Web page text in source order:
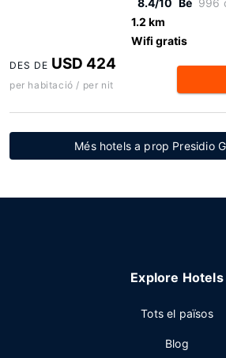
8.4/10 Bé 996
1.2 km
Wifi gratis
DES DE USD 424
per habitació / per nit
Més hotels a prop Presidio
Explore Hotels
Tots el països
Blog